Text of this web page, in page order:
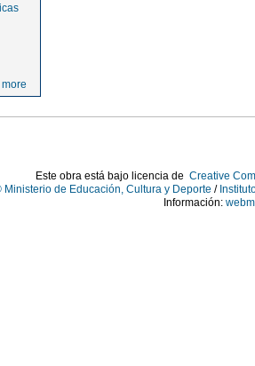
more
Este obra está bajo licencia de Creative
Ministerio de Educación, Cultura y Deporte /
Información: